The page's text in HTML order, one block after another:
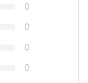
0
0
0
0